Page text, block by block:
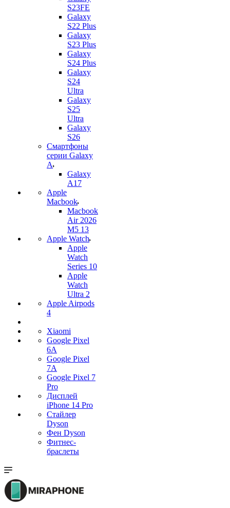
S23FE
Galaxy
S22 Plus
Galaxy
S23 Plus
Galaxy
S24 Plus
Galaxy
S24
Ultra
Galaxy
S25
Ultra
Galaxy
S26
Смартфоны
серии Galaxy
A
Galaxy
A17
Apple
Macbook
Macbook
Air 2026
M5 13
Apple Watch
Apple
Watch
Series 10
Apple
Watch
Ultra 2
Apple Airpods
4
Xiaomi
Google Pixel
6A
Google Pixel
7А
Google Pixel 7
Pro
Дисплей
iPhone 14 Pro
Стайлер
Dyson
Фен Dyson
Фитнес-
браслеты